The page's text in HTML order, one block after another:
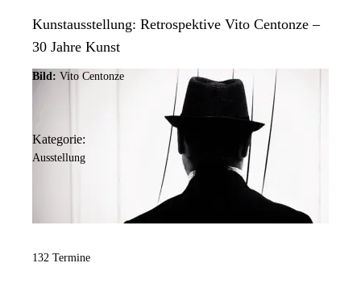
Kunstausstellung: Retrospektive Vito Centonze –
30 Jahre Kunst
Bild: Vito Centonze
Kategorie:
Ausstellung
132 Termine